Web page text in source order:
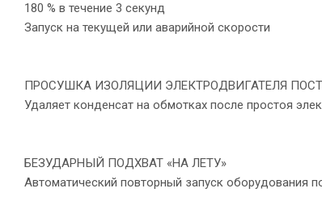
180 % в течение 3 секунд
Запуск на текущей или аварийной скорости
ПРОСУШКА ИЗОЛЯЦИИ ЭЛЕКТРОДВИГАТЕЛЯ
Удаляет конденсат на обмотках после простоя
БЕЗУДАРНЫЙ ПОДХВАТ «НА ЛЕТУ»
Автоматический повторный запуск оборудования